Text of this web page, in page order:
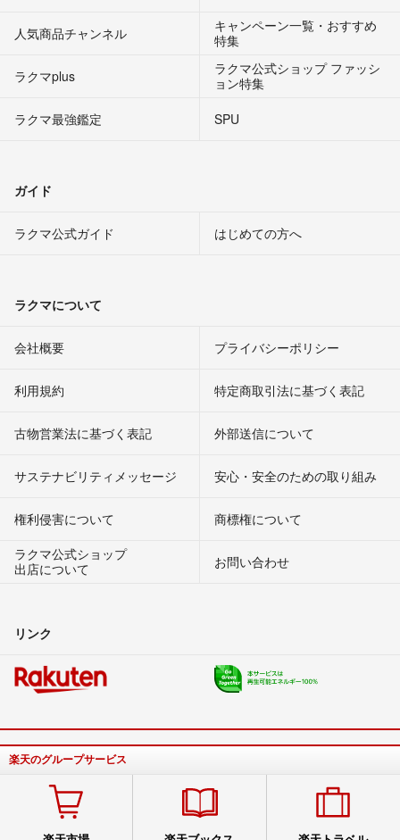
人気商品チャンネル
キャンペーン一覧・おすすめ
特集
ラクマplus
ラクマ公式ショップ ファッシ
ョン特集
ラクマ最強鑑定
SPU
ガイド
ラクマ公式ガイド はじめての方へ
ラクマについて
会社概要 プライバシーポリシー
利用規約 特定商取引法に基づく表記
古物営業法に基づく表記 外部送信について
サステナビリティメッセージ 安心・安全のための取り組み
権利侵害について
商標権について
ラクマ公式ショップ
出店について
お問い合わせ
リンク
楽天のグループサービス